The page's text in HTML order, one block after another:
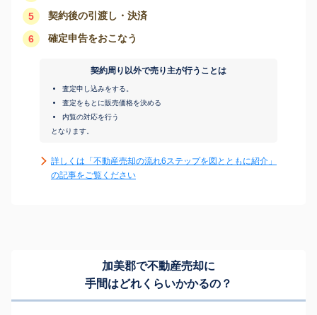
5 契約後の引渡し・決済
6 確定申告をおこなう
契約周り以外で売り主が行うことは
査定申し込みをする。
査定をもとに販売価格を決める
内覧の対応を行う
となります。
詳しくは「不動産売却の流れ6ステップを図とともに紹介」
の記事をご覧ください
加美郡で不動産売却に
手間はどれくらいかかるの？